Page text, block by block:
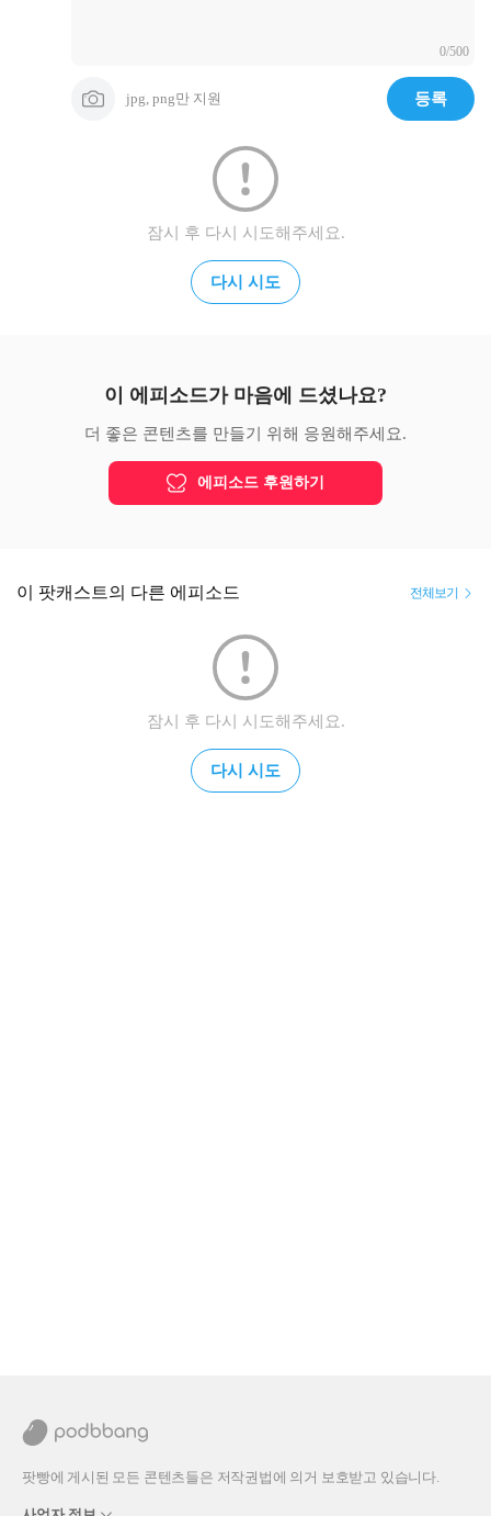
0/500
jpg, png만 지원 등록
잠시 후 다시 시도해주세요.
다시 시도
이 에피소드가 마음에 드셨나요?
더 좋은 콘텐츠를 만들기 위해 응원해주세요.
에피소드 후원하기
이 팟캐스트의 다른 에피소드 전체보기
잠시 후 다시 시도해주세요.
다시 시도
팟빵에 게시된 모든 콘텐츠들은 저작권법에 의거 보호받고 있습니다.